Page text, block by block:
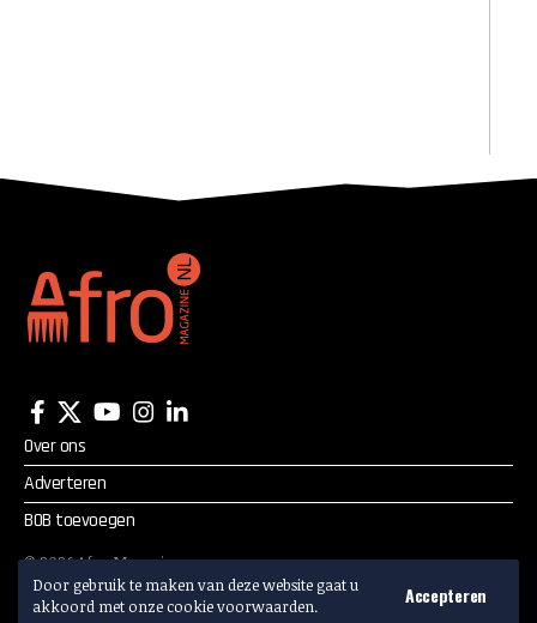
Door gebruik te maken van deze website gaat u
akkoord met onze cookie voorwaarden.
Accepteren
Over ons
Adverteren
BOB toevoegen
©2026Afro Magazine.
Alle rechten voorbehouden.
Adverteren? Mail:info@afromagazine.nl